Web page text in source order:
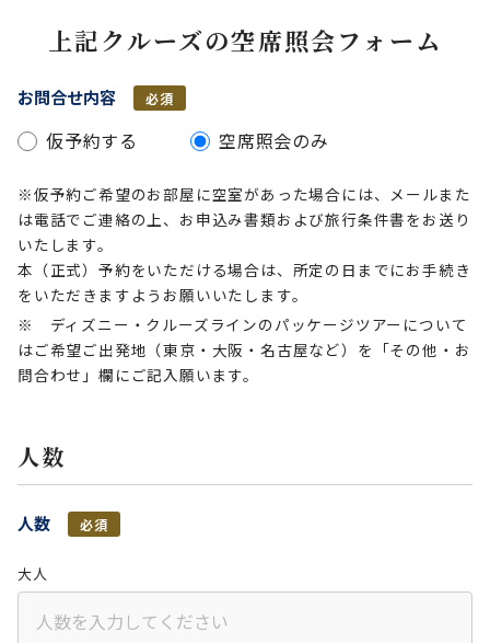
上記クルーズの空席照会フォーム
お問合せ内容 必須
仮予約する 空席照会のみ
※仮予約ご希望のお部屋に空室があった場合には、メールまた
は電話でご連絡の上、お申込み書類および旅行条件書をお送り
いたします。
本（正式）予約をいただける場合は、所定の日までにお手続き
をいただきますようお願いいたします。
※ ディズニー・クルーズラインのパッケージツアーについて
はご希望ご出発地（東京・大阪・名古屋など）を「その他・お
問合わせ」欄にご記入願います。
人数
人数 必須
大人